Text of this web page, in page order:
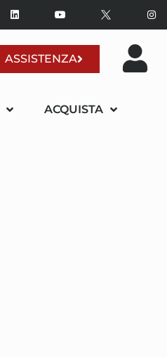
ASSISTENZA
ACQUISTA